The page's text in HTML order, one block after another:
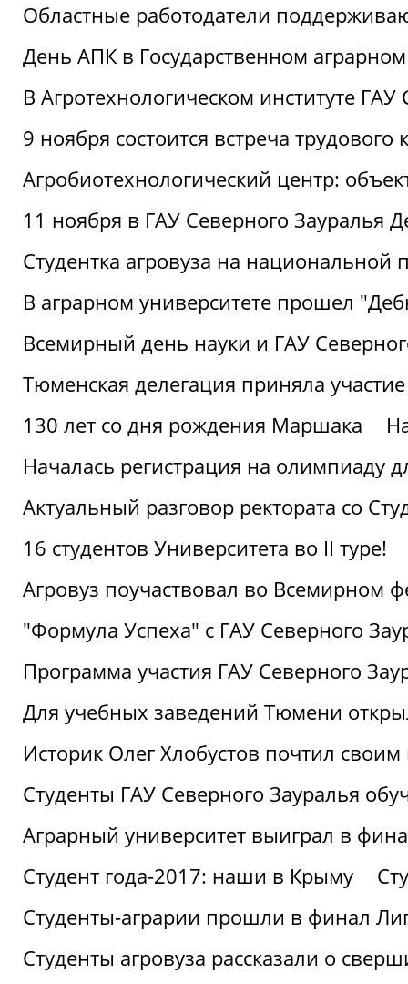
Областные работодатели
День АПК в Государственном
В Агротехнологическом институте
9 ноября состоится встреча трудового
Агробиотехнологический центр:
11 ноября в ГАУ Северного Зауралья
Студентка агровуза на национальной
В аграрном университете прошел
Всемирный день науки и ГАУ
Тюменская делегация приняла
130 лет со дня рождения Маршака
Началась регистрация на олимпиаду
Актуальный разговор ректората со
16 студентов Университета во II туре!
Агровуз поучаствовал во Всемирном
"Формула Успеха" с ГАУ Северного
Программа участия ГАУ Северного
Для учебных заведений Тюмени
Историк Олег Хлобустов почтил
Студенты ГАУ Северного Зауралья
Аграрный университет выиграл в
Студент года-2017: наши в Крыму
Студенты-аграрии прошли в финал
Студенты агровуза рассказали о